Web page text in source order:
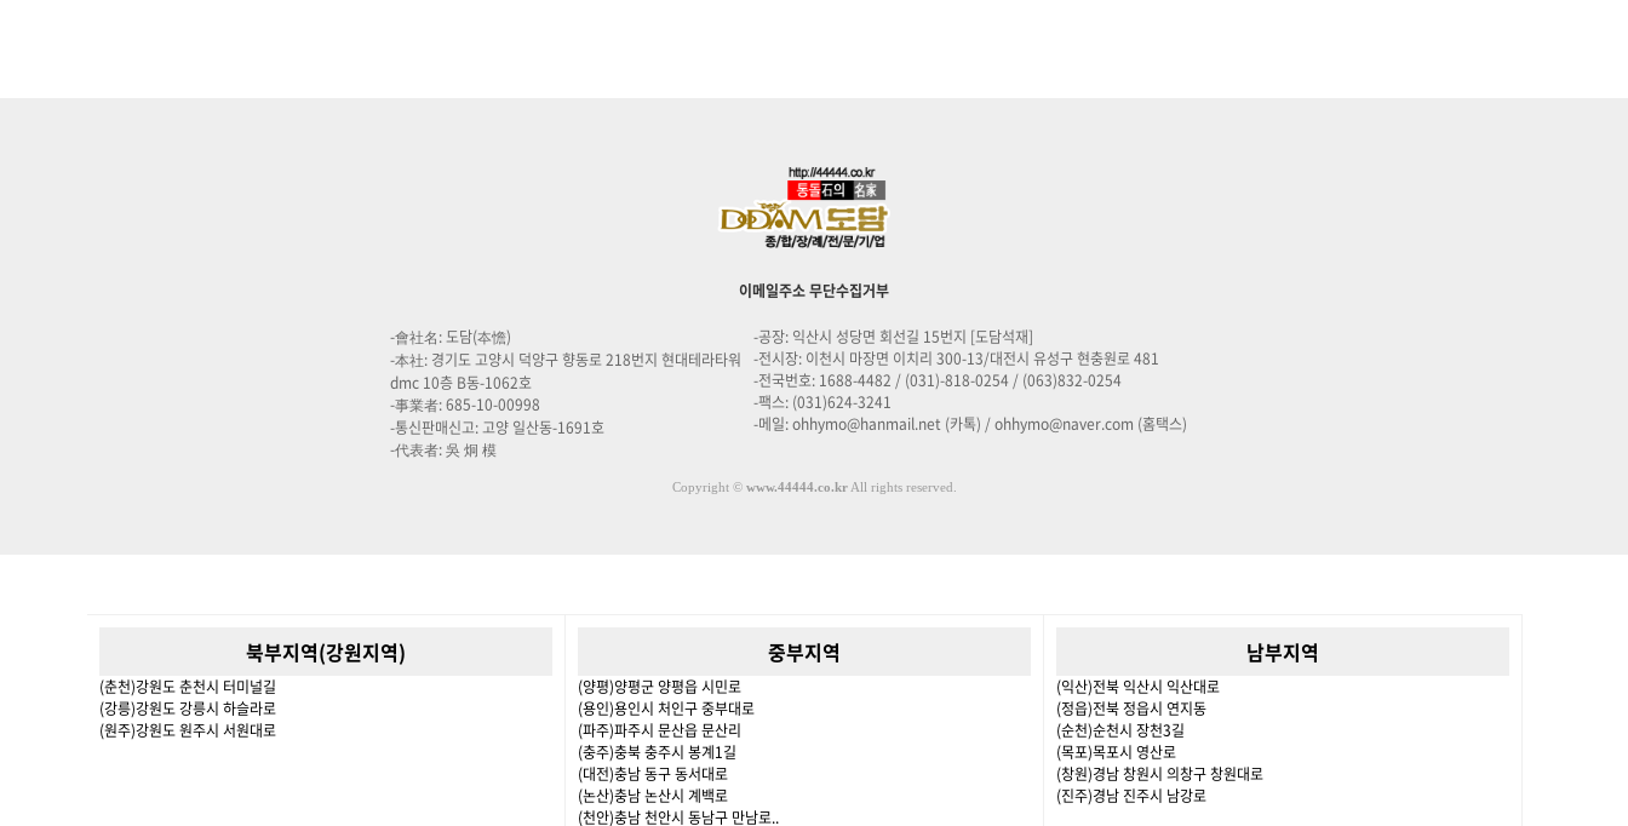
이메일주소 무단수집거부
-會社名: 도담(夲憺)
-本社: 경기도 고양시 덕양구 향동로 218번지 현대테라타워
dmc 10층 B동-1062호
-事業者: 685-10-00998
-통신판매신고: 고양 일산동-1691호
-代表者: 吳 炯 模
-공장: 익산시 성당면 회선길 15번지 [도담석재]
-전시장: 이천시 마장면 이치리 300-13/대전시 유성구 현충원로 481
-전국번호: 1688-4482 / (031)-818-0254 / (063)832-0254
-팩스: (031)624-3241
-메일: ohhymo@hanmail.net (카톡) / ohhymo@naver.com (홈택스)
Copyright© www.44444.co.kr All rights reserved.
북부지역(강원지역)
(춘천)강원도 춘천시 터미널길
(강릉)강원도 강릉시 하슬라로
(원주)강원도 원주시 서원대로
중부지역
(양평)양평군 양평읍 시민로
(용인)용인시 처인구 중부대로
(파주)파주시 문산읍 문산리
(충주)충북 충주시 봉계1길
(대전)충남 동구 동서대로
(논산)충남 논산시 계백로
(천안)충남 천안시 동남구 만남로..
남부지역
(익산)전북 익산시 익산대로
(정읍)전북 정읍시 연지동
(순천)순천시 장천3길
(목포)목포시 영산로
(창원)경남 창원시 의창구 창원대로
(진주)경남 진주시 남강로